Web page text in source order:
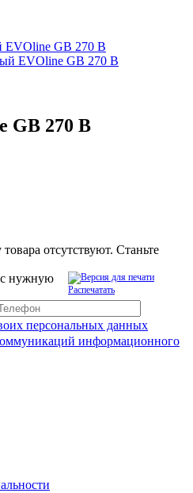
EVOline GB 270 B
GB 270 B
отсутствуют. Станьте
Распечатать
нужную
персональных данных
информационного